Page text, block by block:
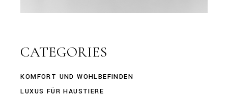
CATEGORIES
KOMFORT UND WOHLBEFINDEN
LUXUS FÜR HAUSTIERE